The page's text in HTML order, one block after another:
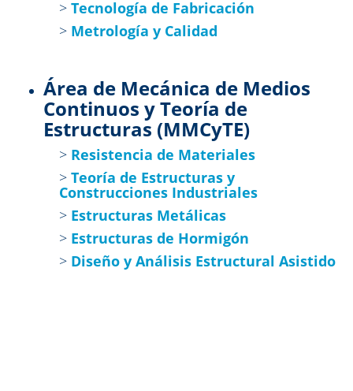
> Tecnología de Fabricación
> Metrología y Calidad
Área de Mecánica de Medios
Continuos y Teoría de
Estructuras (MMCyTE)
> Resistencia de Materiales
> Teoría de Estructuras y
Construcciones Industriales
> Estructuras Metálicas
> Estructuras de Hormigón
> Diseño y Análisis Estructural Asistido